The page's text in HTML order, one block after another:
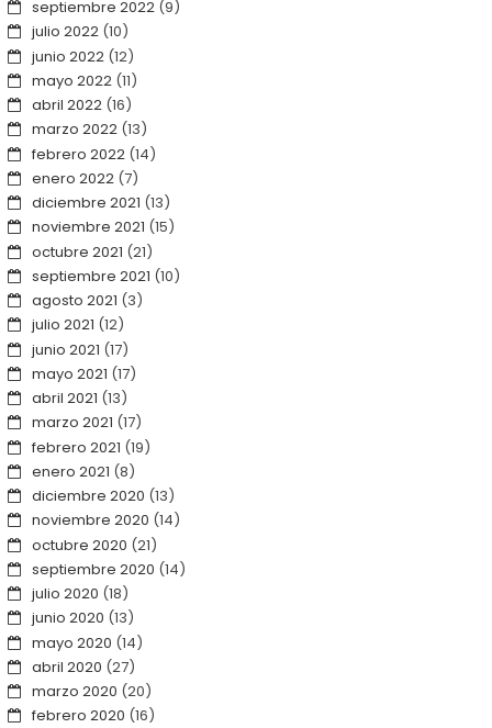
septiembre 2022(9)
julio 2022(10)
junio 2022(12)
mayo 2022(11)
abril 2022(16)
marzo 2022(13)
febrero 2022(14)
enero 2022(7)
diciembre 2021 (13)
noviembre 2021 (15)
octubre 2021 (21)
septiembre 2021 (10)
agosto 2021 (3)
julio 2021 (12)
junio 2021 (17)
mayo 2021 (17)
abril 2021 (13)
marzo 2021 (17)
febrero 2021 (19)
enero 2021 (8)
diciembre 2020 (13)
noviembre 2020 (14)
octubre 2020 (21)
septiembre 2020 (14)
julio 2020 (18)
junio 2020 (13)
mayo 2020 (14)
abril 2020 (27)
marzo 2020 (20)
febrero 2020 (16)